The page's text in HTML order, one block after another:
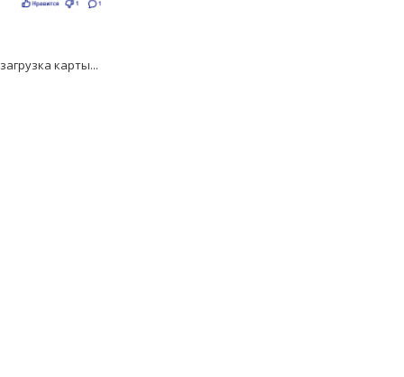
загрузка карты...